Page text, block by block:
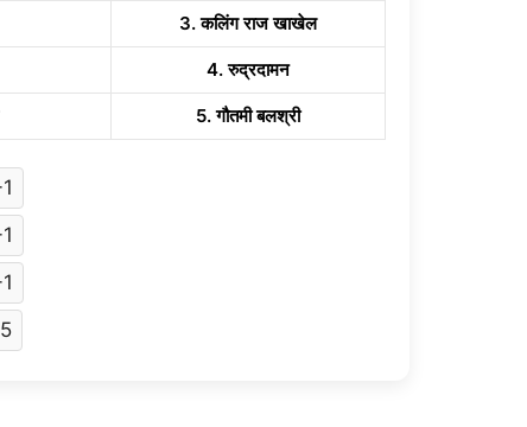
3. कलिंग राज खाखेल
4. रुद्रदामन
5. गौतमी बलश्री